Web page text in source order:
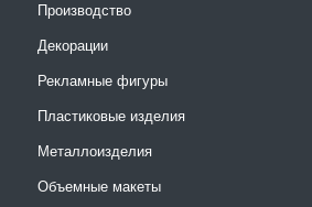
Производство
Декорации
Рекламные фигуры
Пластиковые изделия
Металлоизделия
Объемные макеты